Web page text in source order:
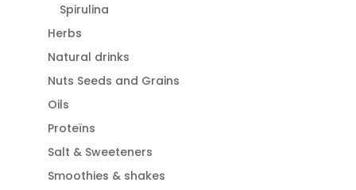
Spirulina
Herbs
Natural drinks
Nuts Seeds and Grains
Oils
Proteïns
Salt & Sweeteners
Smoothies & shakes